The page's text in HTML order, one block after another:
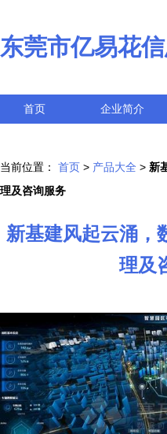
东莞市亿易花
首页 企业简介
当前位置： 首页 > 产品大全 > 新
理及咨询服务
新基建风起云涌，
理及